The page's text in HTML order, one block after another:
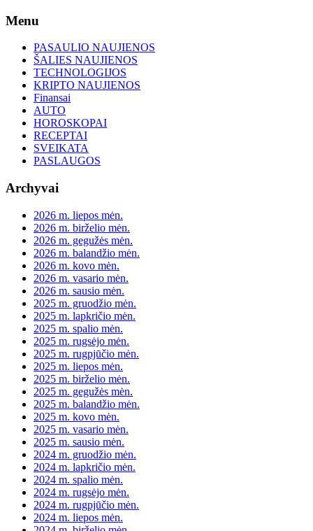
Skip
content
Menu
PASAULIO NAUJIENOS
ŠALIES NAUJIENOS
TECHNOLOGIJOS
KRIPTO NAUJIENOS
Finansai
AUTO
HOROSKOPAI
RECEPTAI
SVEIKATA
PASLAUGOS
Archyvai
2026 m. liepos mėn.
2026 m. birželio mėn.
2026 m. gegužės mėn.
2026 m. balandžio mėn.
2026 m. kovo mėn.
2026 m. vasario mėn.
2026 m. sausio mėn.
2025 m. gruodžio mėn.
2025 m. lapkričio mėn.
2025 m. spalio mėn.
2025 m. rugsėjo mėn.
2025 m. rugpjūčio mėn.
2025 m. liepos mėn.
2025 m. birželio mėn.
2025 m. gegužės mėn.
2025 m. balandžio mėn.
2025 m. kovo mėn.
2025 m. vasario mėn.
2025 m. sausio mėn.
2024 m. gruodžio mėn.
2024 m. lapkričio mėn.
2024 m. spalio mėn.
2024 m. rugsėjo mėn.
2024 m. rugpjūčio mėn.
2024 m. liepos mėn.